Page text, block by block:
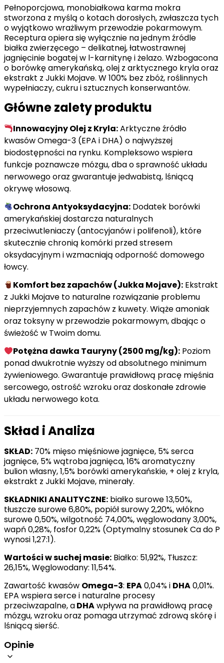
Pełnoporcjowa, monobiałkowa karma mokra
stworzona z myślą o kotach dorosłych, zwłaszcza tych
o wyjątkowo wrażliwym przewodzie pokarmowym.
Receptura opiera się wyłącznie na jednym źródle
białka zwierzęcego – delikatnej, łatwostrawnej
jagnięcinie bogatej w l-karnitynę i żelazo. Wzbogacona
o borówkę amerykańską, olej z arktycznego kryla oraz
ekstrakt z Jukki Mojave. W 100% bez zbóż, roślinnych
wypełniaczy, cukru i sztucznych konserwantów.
Główne zalety produktu
Innowacyjny Olej z Kryla:Arktyczne źródło
kwasów Omega-3 (EPA i DHA) o najwyższej
biodostępności na rynku. Kompleksowo wspiera
funkcje poznawcze mózgu, dba o sprawność układu
nerwowego oraz gwarantuje jedwabistą, lśniącą
okrywę włosową.
Ochrona Antyoksydacyjna: Dodatek borówki
amerykańskiej dostarcza naturalnych
przeciwutleniaczy (antocyjanów i polifenoli), które
skutecznie chronią komórki przed stresem
oksydacyjnym i wzmacniają odporność domowego
łowcy.
Komfort bez zapachów (Jukka Mojave): Ekstrakt
z Jukki Mojave to naturalne rozwiązanie problemu
nieprzyjemnych zapachów z kuwety. Wiąże amoniak
oraz toksyny w przewodzie pokarmowym, dbając o
świeżość w Twoim domu.
Potężna dawka Tauryny (2500 mg/kg): Poziom
ponad dwukrotnie wyższy od absolutnego minimum
żywieniowego. Gwarantuje prawidłową pracę mięśnia
sercowego, ostrość wzroku oraz doskonałe zdrowie
układu nerwowego kota.
Skład i Analiza
SKŁAD: 70% mięso mięśniowe jagnięce, 5% serca
jagnięce, 5% wątroba jagnięca, 16% aromatyczny
bulion własny, 1,5% borówki amerykańskie, + olej z kryla,
ekstrakt z Jukki Mojave, minerały.
SKŁADNIKI ANALITYCZNE: białko surowe 13,50%,
tłuszcze surowe 6,80%, popiół surowy 2,20%, włókno
surowe 0,50%, wilgotność 74,00%, węglowodany 3,00%,
wapń 0,28%, fosfor 0,22% (Optymalny stosunek Ca do P
wynosi 1,27:1).
Wartości w suchej masie: Białko: 51,92%, Tłuszcz:
26,15%, Węglowodany: 11,54%.
Zawartość kwasów Omega-3: EPA0,04% i DHA0,01%.
EPA wspiera serce i naturalne procesy
przeciwzapalne, aDHAwpływa na prawidłową pracę
mózgu, wzroku oraz pomaga utrzymać zdrową skórę i
lśniącą sierść.
Opinie